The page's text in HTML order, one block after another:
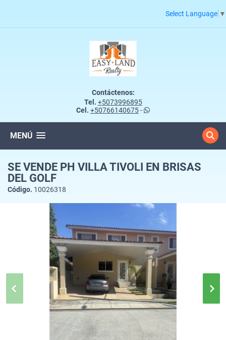
Select Language ▼
Contáctenos:
Tel. +5073996895
Cel. +50766140675-
MENÚ
SE VENDE PH VILLA TIVOLI EN BRISAS
DEL GOLF
Código. 10026318